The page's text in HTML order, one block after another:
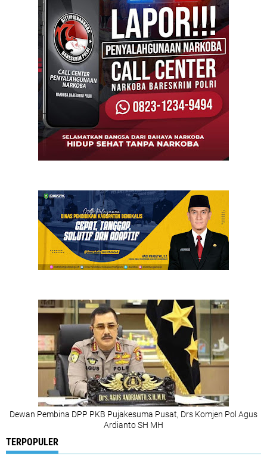
Dewan Pembina DPP PKB Pujakesuma Pusat, Drs Komjen Pol Agus
Ardianto SH MH
TERPOPULER